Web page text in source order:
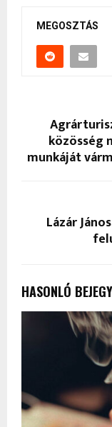
MEGOSZTÁS
közösség
munkáját
Lázár
HASONLÓ